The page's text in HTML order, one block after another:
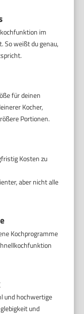
im
So weißt du genau,
für deinen
Kocher,
Portionen.
Kosten zu
aber nicht alle
Kochprogramme
und hochwertige
und